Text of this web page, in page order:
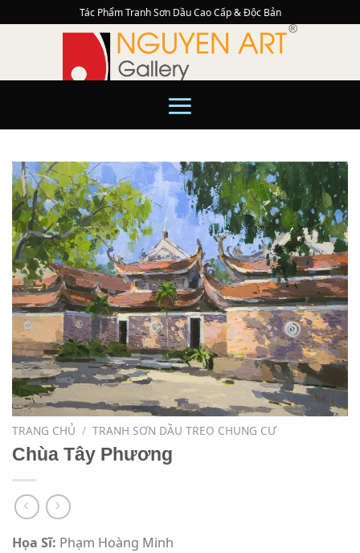
to
Tác Phẩm Tranh Sơn Dầu Cao Cấp & Độc Bản
TRANG CHỦ / TRANH SƠN DẦU TREO CHUNG CƯ
Chùa Tây Phương
Họa Sĩ: Phạm Hoàng Minh